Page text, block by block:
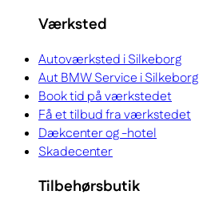
Værksted
Autoværksted i Silkeborg
Aut BMW Service i Silkeborg
Book tid på værkstedet
Få et tilbud fra værkstedet
Dækcenter og -hotel
Skadecenter
Tilbehørsbutik